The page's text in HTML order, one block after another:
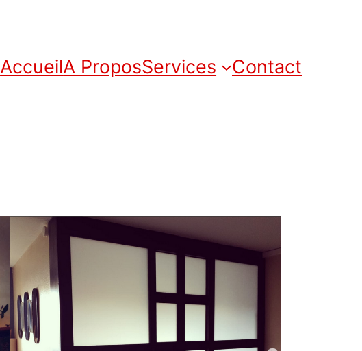
AccueilA ProposServices Contact